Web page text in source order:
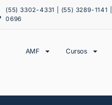
(55) 3302-4331 | (55) 3289-1141
0696
AMF Cursos